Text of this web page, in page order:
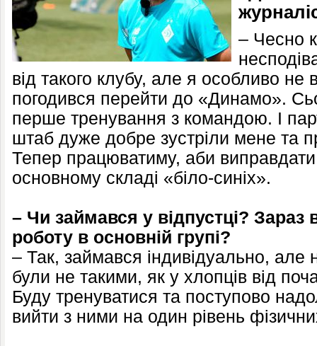
– Чесно
від такого клубу, але я особливо не
погодився перейти до «Динамо».
перше тренування з командою. І
штаб дуже добре зустріли мене та
Тепер працюватиму, аби виправдати
основному складі «біло-синіх».
– Чи займався у відпустці?
роботу в основній групі?
– Так, займався індивідуально, але
були не такими, як у хлопців від
Буду тренуватися та поступово
вийти з ними на один рівень